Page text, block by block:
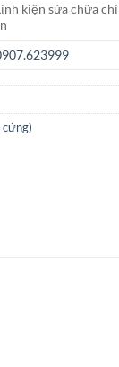
kiện sửa chữa